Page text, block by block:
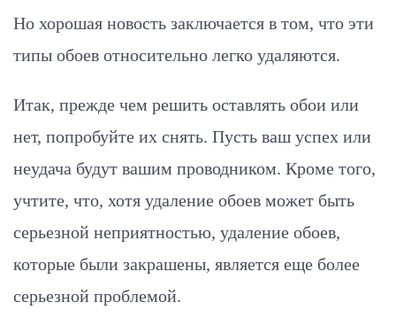
Но хорошая новость заключается в том, что эти
типы обоев относительно легко удаляются.
Итак, прежде чем решить оставлять обои или
нет, попробуйте их снять. Пусть ваш успех или
неудача будут вашим проводником. Кроме того,
учтите, что, хотя удаление обоев может быть
серьезной неприятностью, удаление обоев,
которые были закрашены, является еще более
серьезной проблемой.